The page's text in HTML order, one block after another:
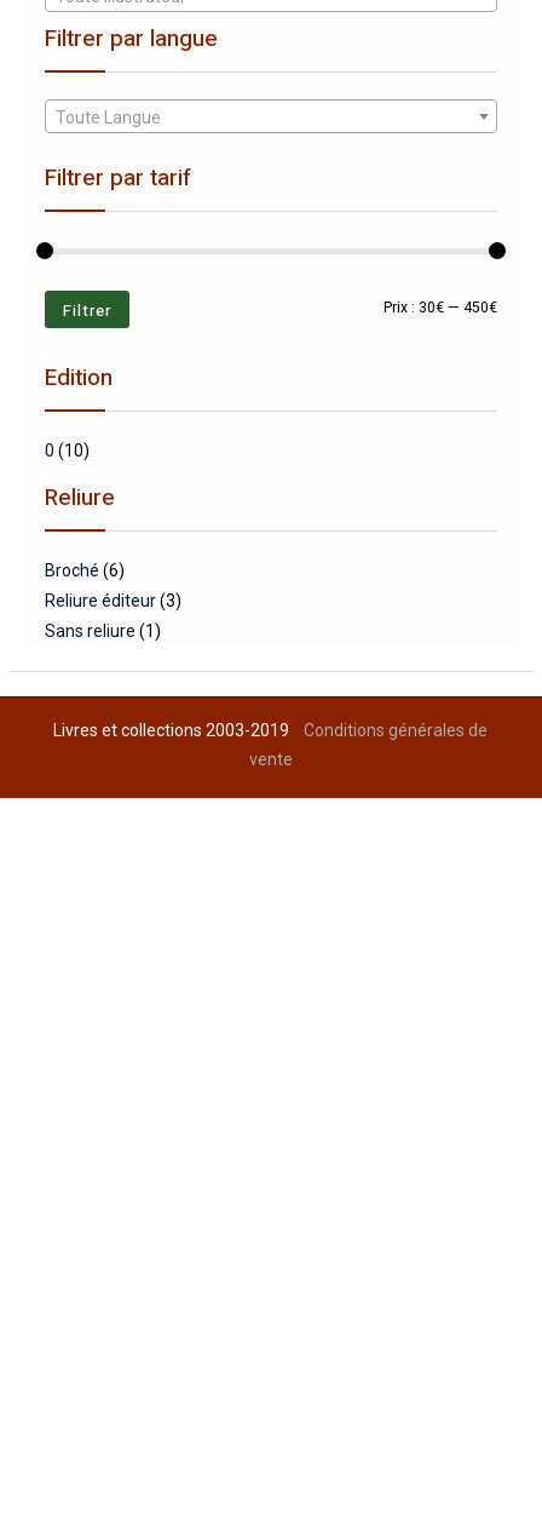
Filtrer par langue
Toute Langue
Filtrer par tarif
Prix
Prix
Filtrer Prix : 30€ —450€
Edition
0 (10)
Reliure
Broché (6)
Reliure éditeur (3)
Sans reliure (1)
Livres et collections 2003-2019Conditions générales de
vente